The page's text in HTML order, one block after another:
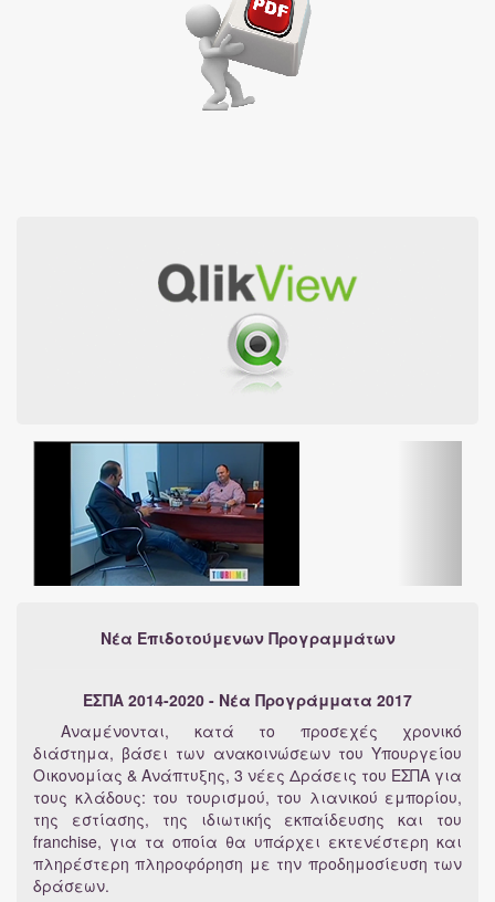
Νέα Επιδοτούμενων Προγραμμάτων
ΕΣΠΑ 2014-2020 - Νέα Προγράμματα 2017
Αναμένονται, κατά το προσεχές χρονικό
διάστημα, βάσει των ανακοινώσεων του Υπουργείου
Οικονομίας & Ανάπτυξης, 3 νέες Δράσεις του ΕΣΠΑ για
τους κλάδους: του τουρισμού, του λιανικού εμπορίου,
της εστίασης, της ιδιωτικής εκπαίδευσης και του
franchise, για τα οποία θα υπάρχει εκτενέστερη και
πληρέστερη πληροφόρηση με την προδημοσίευση των
δράσεων.